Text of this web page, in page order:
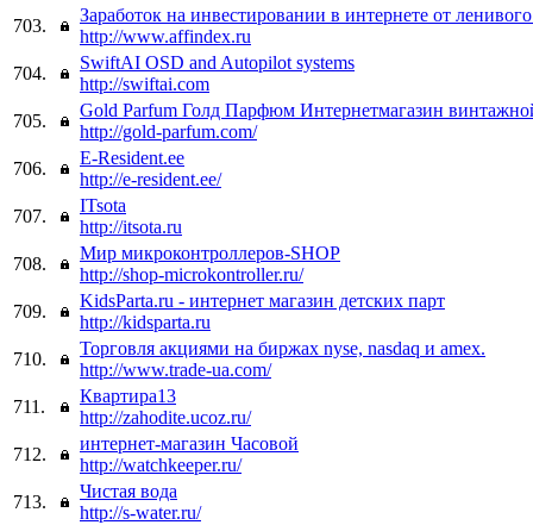
703.
Заработок на инвестировании в интернете от
http://www.affindex.ru
704.
SwiftAI OSD and Autopilot systems
http://swiftai.com
705.
Gold Parfum Голд Парфюм Интернетмагазин
http://gold-parfum.com/
706.
E-Resident.ee
http://e-resident.ee/
707.
ITsota
http://itsota.ru
708.
Мир микроконтроллеров-SHOP
http://shop-microkontroller.ru/
709.
KidsParta.ru - интернет магазин детских парт
http://kidsparta.ru
710.
Торговля акциями на биржах nyse, nasdaq и amex.
http://www.trade-ua.com/
711.
Квартира13
http://zahodite.ucoz.ru/
712.
интернет-магазин Часовой
http://watchkeeper.ru/
713.
Чистая вода
http://s-water.ru/